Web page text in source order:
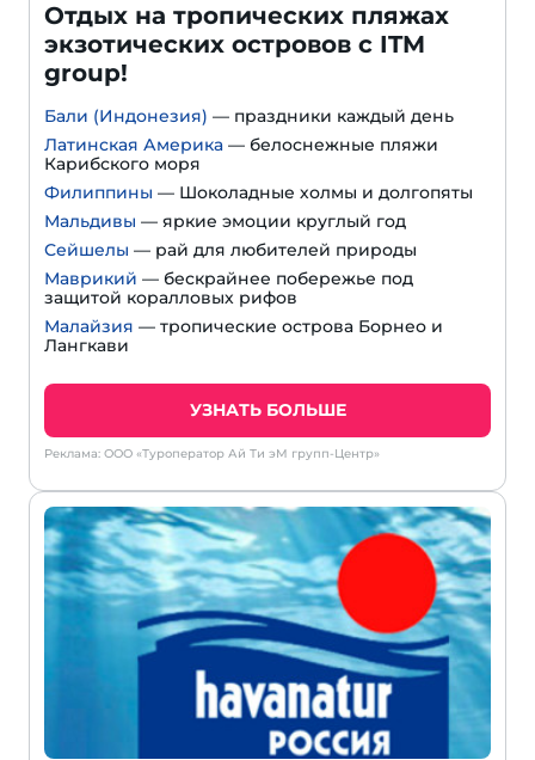
Отдых на тропических пляжах
экзотических островов с ITM
group!
Бали (Индонезия) — праздники каждый день
Латинская Америка — белоснежные пляжи
Карибского моря
Филиппины — Шоколадные холмы и долгопяты
Мальдивы — яркие эмоции круглый год
Сейшелы — рай для любителей природы
Маврикий — бескрайнее побережье под
защитой коралловых рифов
Малайзия — тропические острова Борнео и
Лангкави
УЗНАТЬ БОЛЬШЕ
Реклама: ООО «Туроператор Ай Ти эМ групп-Центр»